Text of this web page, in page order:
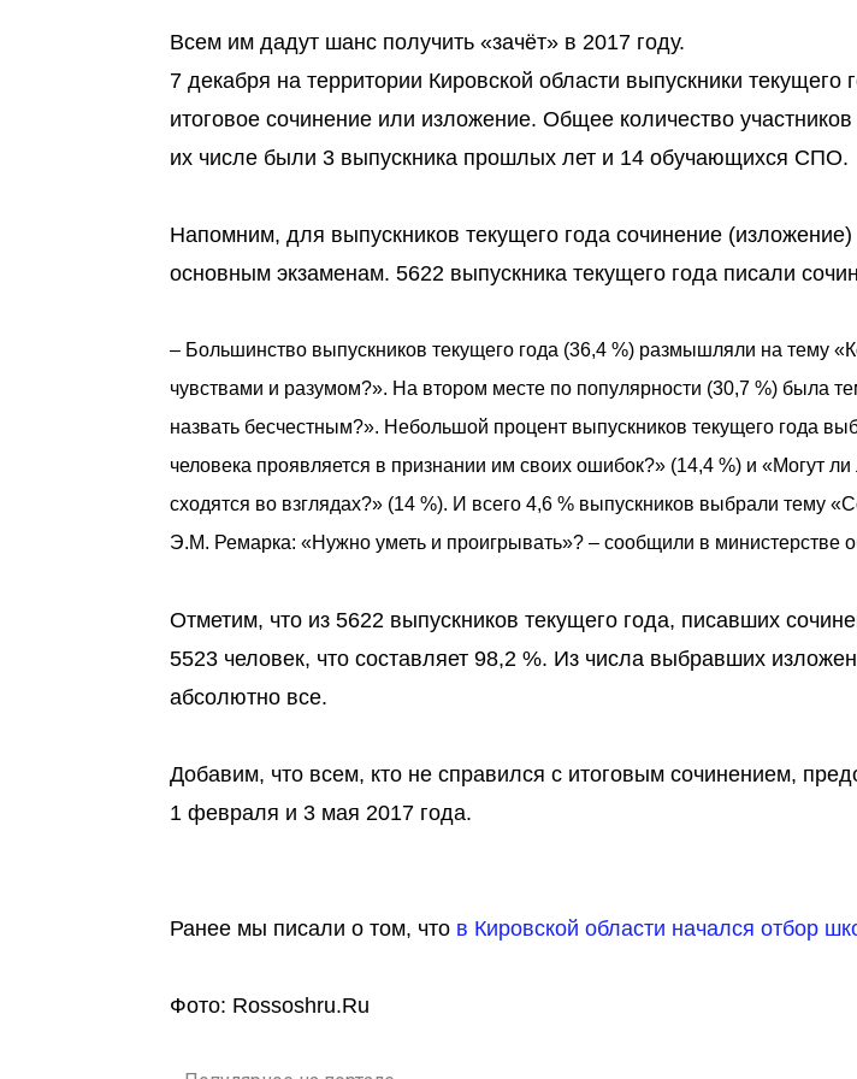
Всем им дадут шанс получить «зачёт» в 2017 году.
7 декабря на территории Кировской области выпускники
итоговое сочинение или изложение. Общее количество
их числе были 3 выпускника прошлых лет и 14 обучающихся СПО.
Напомним, для выпускников текущего года сочинение (изложение)
основным экзаменам. 5622 выпускника текущего года писали
– Большинство выпускников текущего года (36,4 %) размышляли на тему
чувствами и разумом?». На втором месте по популярности (30,7 %) была
назвать бесчестным?». Небольшой процент выпускников текущего года
человека проявляется в признании им своих ошибок?» (14,4 %) и «Могут
сходятся во взглядах?» (14 %). И всего 4,6 % выпускников выбрали тему
Э.М. Ремарка: «Нужно уметь и проигрывать»? – сообщили в министерстве
Отметим, что из 5622 выпускников текущего года, писавших
5523 человек, что составляет 98,2 %. Из числа выбравших
абсолютно все.
Добавим, что всем, кто не справился с итоговым сочинением,
1 февраля и 3 мая 2017 года.
Ранее мы писали о том, что в Кировской области начался отбор
Фото: Rossoshru.Ru